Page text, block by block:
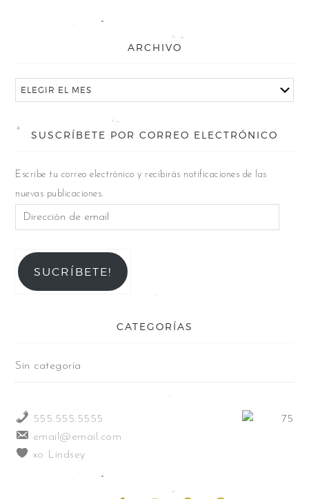
ARCHIVO
SUSCRÍBETE POR CORREO ELECTRÓNICO
Escribe tu correo electrónico y recibirás notificaciones de las
nuevas publicaciones.
SUCRÍBETE!
CATEGORÍAS
Sin categoría
555.555.5555
email@email.com
xo Lindsey